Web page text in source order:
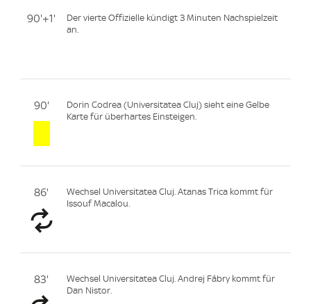
90'+1'
Der vierte Offizielle kündigt 3 Minuten Nachspielzeit
an.
90'
Dorin Codrea (Universitatea Cluj) sieht eine Gelbe
Karte für überhartes Einsteigen.
86'
Wechsel Universitatea Cluj. Atanas Trica kommt für
Issouf Macalou.
83'
Wechsel Universitatea Cluj. Andrej Fábry kommt für
Dan Nistor.